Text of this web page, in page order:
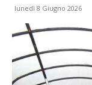
lunedì 8 Giugno 2026